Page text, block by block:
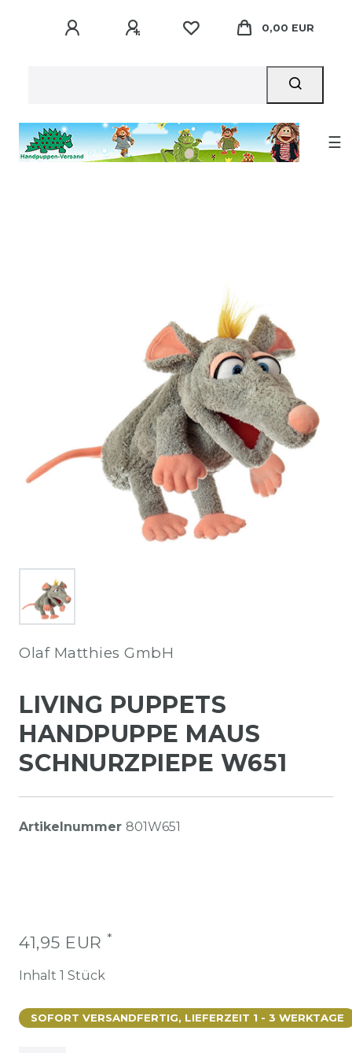
0,00 EUR
☰
Olaf Matthies GmbH
LIVING PUPPETS
HANDPUPPE MAUS
SCHNURZPIEPE W651
Artikelnummer 801W651
41,95 EUR *
Inhalt 1 Stück
SOFORT VERSANDFERTIG, LIEFERZEIT 1 - 3 WERKTAGE